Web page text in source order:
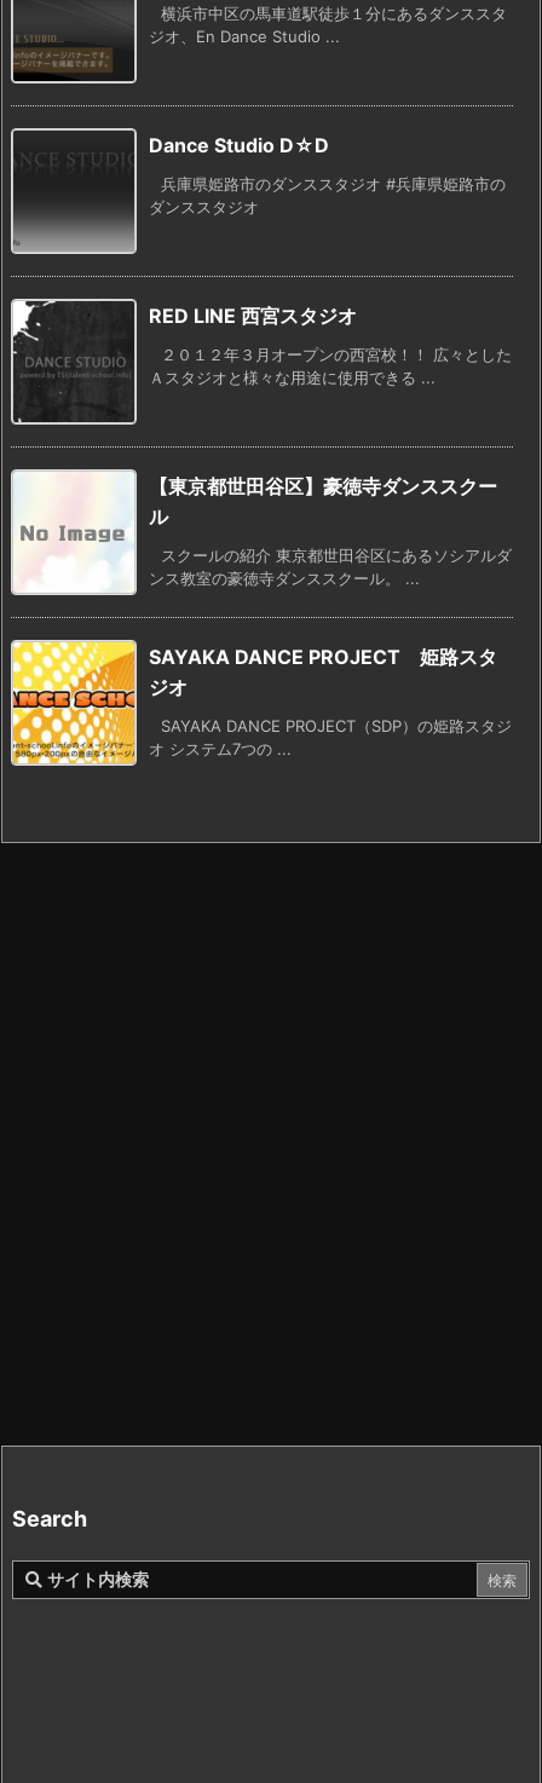
横浜市中区の馬車道駅徒歩１分にあるダンススタ
ジオ、En Dance Studio ...
Dance Studio D☆D
兵庫県姫路市のダンススタジオ #兵庫県姫路市の
ダンススタジオ
RED LINE 西宮スタジオ
２０１２年３月オープンの西宮校！！ 広々とした
Ａスタジオと様々な用途に使用できる ...
【東京都世田谷区】豪徳寺ダンススクー
ル
スクールの紹介 東京都世田谷区にあるソシアルダ
ンス教室の豪徳寺ダンススクール。 ...
SAYAKA DANCE PROJECT 姫路スタ
ジオ
SAYAKA DANCE PROJECT（SDP）の姫路スタジ
オ システム7つの ...
Search